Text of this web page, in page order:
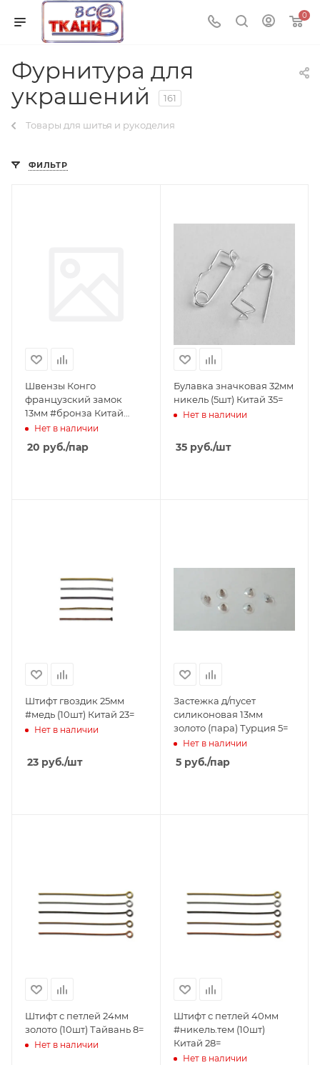
0
Фурнитура для
украшений
161
Товары для шитья и рукоделия
ФИЛЬТР
Швензы Конго
французский замок
13мм #бронза Китай
(пара) 20=
Нет в наличии
20 руб./пар
Булавка значковая 32мм
никель (5шт) Китай 35=
Нет в наличии
35руб./шт
Штифт гвоздик 25мм
#медь (10шт) Китай 23=
Нет в наличии
23 руб./шт
Застежка д/пусет
силиконовая 13мм
золото (пара) Турция 5=
Нет в наличии
5руб./пар
Штифт с петлей 24мм
золото (10шт) Тайвань 8=
Нет в наличии
Штифт с петлей 40мм
#никель.тем (10шт)
Китай 28=
Нет в наличии